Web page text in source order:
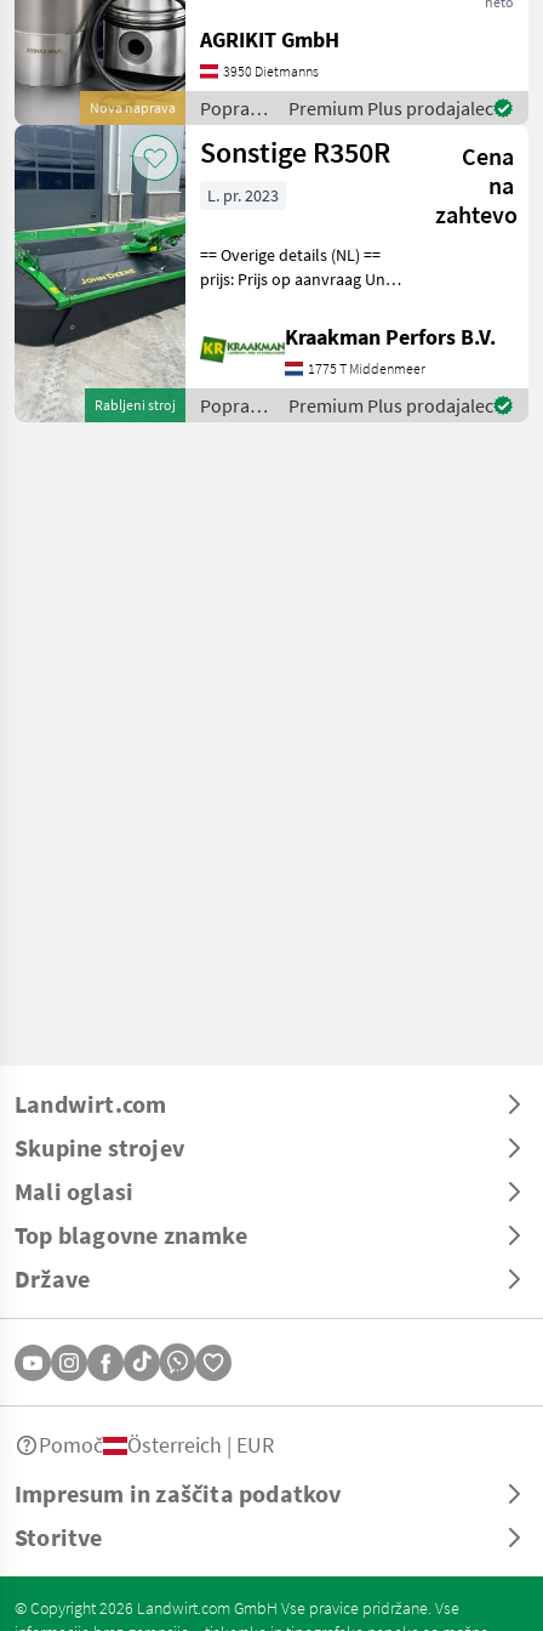
Nova naprava
8085, 8090, 8100, 8110, 8120
& 8130 Hochwertiger
Kolben-/Buchs
AGRIKIT GmbH
3950 Dietmanns
Popravila
in
rezervni
Steyr
Premium Plus prodajalec
Rabljeni stroj
Sonstige R350R
Cena
na
zahtevo
L. pr. 2023
== Overige details (NL) ==
prijs: Prijs op aanvraag Unit:
Deere R350R maaier
Inclusief aftakas Inclusief
verticaal parkeerframe
Snelwisse
Kraakman Perfors B.V.
1775 T Middenmeer
Popravila
in
Premium Plus prodajalec
Landwirt.com
Skupine strojev
Mali oglasi
Top blagovne znamke
Države
Impresum in zaščita podatkov
Storitve
Pomoč Österreich | EUR
© Copyright 2026 Landwirt.com GmbH Vse pravice pridržane. Vse